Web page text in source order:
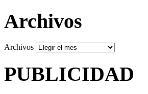
Archivos
Archivos
PUBLICIDAD